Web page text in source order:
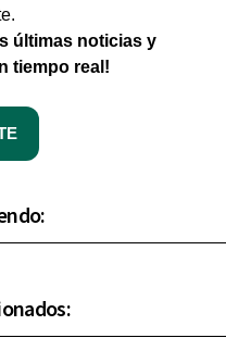
últimas noticias y
tiempo real!